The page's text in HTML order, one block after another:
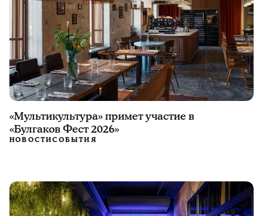
«Мультикультура» примет участие в
«Булгаков Фест 2026»
НОВОСТИСОБЫТИЯ